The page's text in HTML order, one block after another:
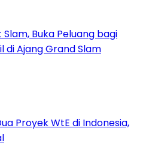
Slam, Buka Peluang bagi
di Ajang Grand Slam
Proyek WtE di Indonesia,